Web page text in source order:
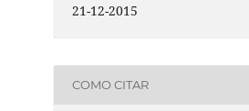
21-12-2015
COMO CITAR